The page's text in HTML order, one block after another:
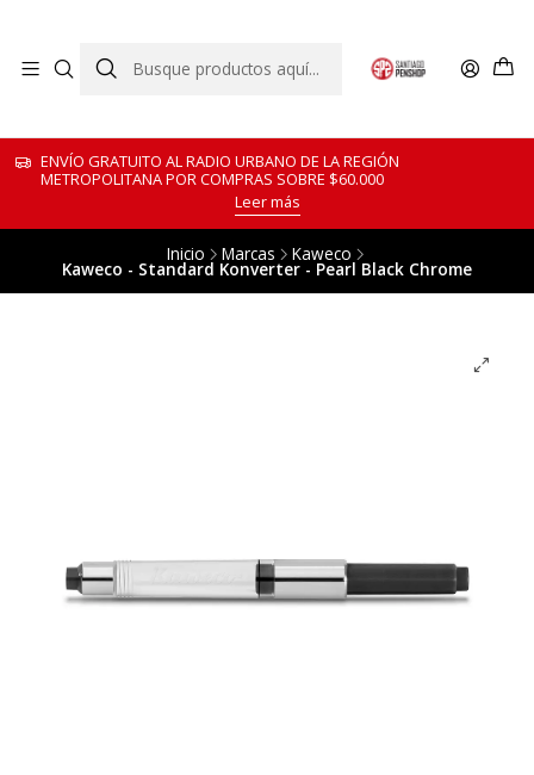
ENVÍO GRATUITO AL RADIO URBANO DE LA REGIÓN
METROPOLITANA POR COMPRAS SOBRE $60.000
Leer más
Inicio Marcas Kaweco
Kaweco - Standard Konverter - Pearl Black Chrome